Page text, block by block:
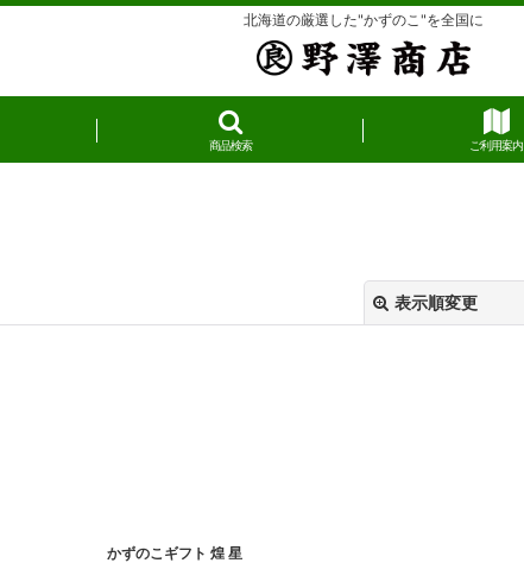
北海道の厳選した"かずのこ"を全国に
商品検索 ご利用案内
表示順変更
かずのこギフト 煌 星